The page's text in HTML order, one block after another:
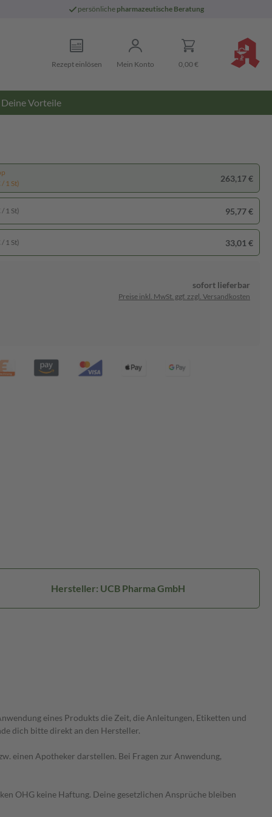
persönliche pharmazeutische Beratung
Rezept einlösen Mein Konto 0,00 €
Deine Vorteile
1 St)
263,17 €
1 St) 95,77 €
1 St) 33,01 €
sofort lieferbar
Preise inkl. MwSt. ggf. zzgl. Versandkosten
Hersteller: UCB Pharma GmbH
eines Produkts die Zeit, die Anleitungen, Etiketten und
dich bitte direkt an den Hersteller.
einen Apotheker darstellen. Bei Fragen zur Anwendung,
OHG keine Haftung. Deine gesetzlichen Ansprüche bleiben